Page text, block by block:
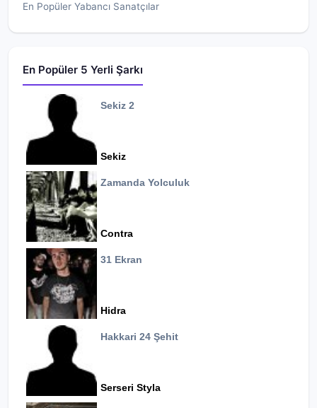
En Popüler Yabancı Sanatçılar
En Popüler 5 Yerli Şarkı
Sekiz 2
Sekiz
Zamanda Yolculuk
Contra
31 Ekran
Hidra
Hakkari 24 Şehit
Serseri Styla